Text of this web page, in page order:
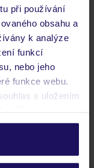
při používání
obsahu a
k analýze
funkcí
nebo jeho
funkce webu.
s uložením
naleznete v